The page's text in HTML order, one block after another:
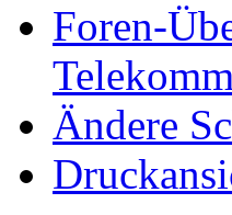
Foren-
Ändere